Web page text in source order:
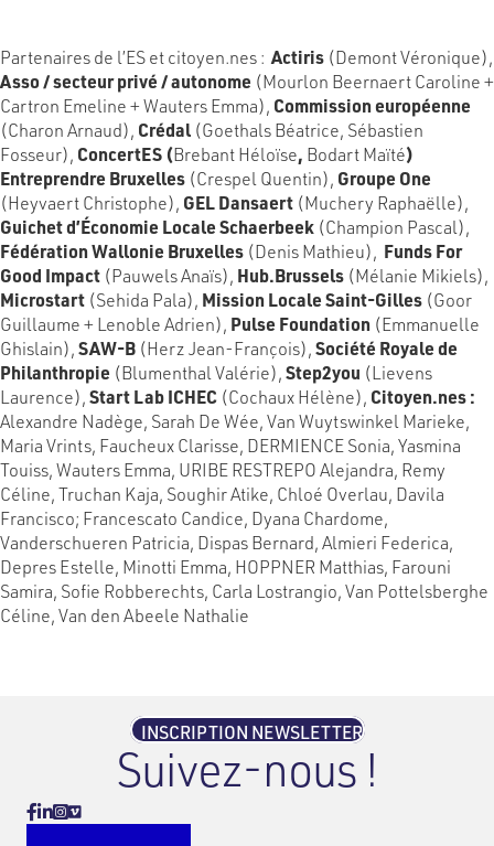
Partenaires de l’ES et citoyen.nes :Actiris (Demont Véronique),
Asso / secteur privé / autonome (Mourlon Beernaert Caroline +
Cartron Emeline + Wauters Emma), Commission européenne
(Charon Arnaud), Crédal (Goethals Béatrice, Sébastien
Fosseur), ConcertES (Brebant Héloïse, Bodart Maïté)
Entreprendre Bruxelles (Crespel Quentin), Groupe One
(Heyvaert Christophe), GEL Dansaert (Muchery Raphaëlle),
Guichet d’Économie Locale Schaerbeek (Champion Pascal),
Fédération Wallonie Bruxelles (Denis Mathieu), Funds For
Good Impact (Pauwels Anaïs), Hub.Brussels (Mélanie Mikiels),
Microstart (Sehida Pala), Mission Locale Saint-Gilles (Goor
Guillaume + Lenoble Adrien), Pulse Foundation (Emmanuelle
Ghislain),SAW-B (Herz Jean-François),Société Royale de
Philanthropie (Blumenthal Valérie),Step2you (Lievens
Laurence),Start Lab ICHEC (Cochaux Hélène), Citoyen.nes :
Alexandre Nadège, Sarah De Wée, Van Wuytswinkel Marieke,
Maria Vrints, Faucheux Clarisse, DERMIENCE Sonia, Yasmina
Touiss, Wauters Emma, URIBE RESTREPO Alejandra, Remy
Céline, Truchan Kaja, Soughir Atike, Chloé Overlau, Davila
Francisco; Francescato Candice, Dyana Chardome,
Vanderschueren Patricia, Dispas Bernard, Almieri Federica,
Depres Estelle, Minotti Emma, HOPPNER Matthias, Farouni
Samira, Sofie Robberechts, Carla Lostrangio, Van Pottelsberghe
Céline, Van den Abeele Nathalie
INSCRIPTION NEWSLETTER
Suivez-nous !
Facebook
Linkedin
Instagram
Vimeo